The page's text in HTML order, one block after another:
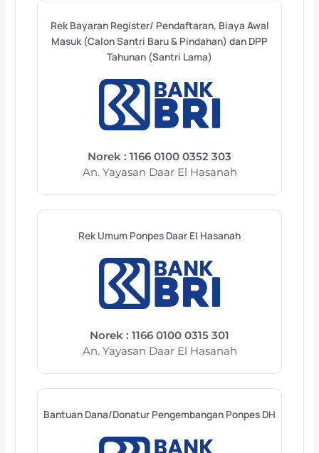
Rek Bayaran Register/ Pendaftaran, Biaya Awal
Masuk (Calon Santri Baru & Pindahan) dan DPP
Tahunan (Santri Lama)
Norek : 1166 0100 0352 303
An. Yayasan Daar El Hasanah
Rek Umum Ponpes Daar El Hasanah
Norek : 1166 0100 0315 301
An. Yayasan Daar El Hasanah
Bantuan Dana/Donatur Pengembangan Ponpes DH